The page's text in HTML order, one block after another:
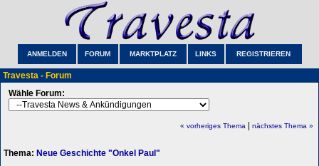
ANMELDEN FORUM MARKTPLATZ LINKS REGISTRIEREN
Travesta - Forum
Wähle Forum:
« vorheriges Thema nächstes Thema »
Thema: Neue Geschichte "Onkel Paul"